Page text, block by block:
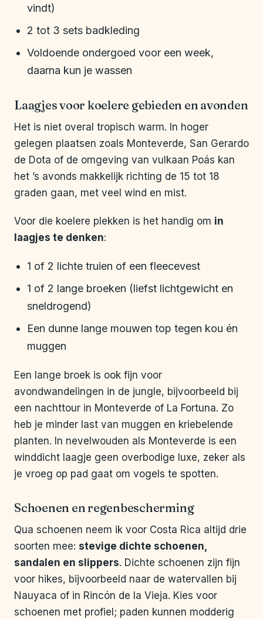
vindt)
2 tot 3 sets badkleding
Voldoende ondergoed voor een week,
daarna kun je wassen
Laagjes voor koelere gebieden en avonden
Het is niet overal tropisch warm. In hoger
gelegen plaatsen zoals Monteverde, San Gerardo
de Dota of de omgeving van vulkaan Poás kan
het ’s avonds makkelijk richting de 15 tot 18
graden gaan, met veel wind en mist.
Voor die koelere plekken is het handig om in
laagjes te denken:
1 of 2 lichte truien of een fleecevest
1 of 2 lange broeken (liefst lichtgewicht en
sneldrogend)
Een dunne lange mouwen top tegen kou én
muggen
Een lange broek is ook fijn voor
avondwandelingen in de jungle, bijvoorbeeld bij
een nachttour in Monteverde of La Fortuna. Zo
heb je minder last van muggen en kriebelende
planten. In nevelwouden als Monteverde is een
winddicht laagje geen overbodige luxe, zeker als
je vroeg op pad gaat om vogels te spotten.
Schoenen en regenbescherming
Qua schoenen neem ik voor Costa Rica altijd drie
soorten mee: stevige dichte schoenen,
sandalen en slippers. Dichte schoenen zijn fijn
voor hikes, bijvoorbeeld naar de watervallen bij
Nauyaca of in Rincón de la Vieja. Kies voor
schoenen met profiel; paden kunnen modderig